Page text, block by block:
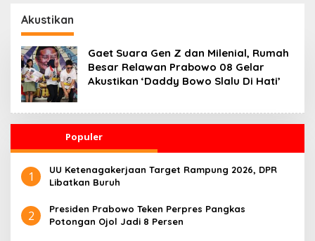
Akustikan
Gaet Suara Gen Z dan Milenial, Rumah
Besar Relawan Prabowo 08 Gelar
Akustikan ‘Daddy Bowo Slalu Di Hati’
Populer
1
UU Ketenagakerjaan Target Rampung 2026, DPR
Libatkan Buruh
2
Presiden Prabowo Teken Perpres Pangkas
Potongan Ojol Jadi 8 Persen